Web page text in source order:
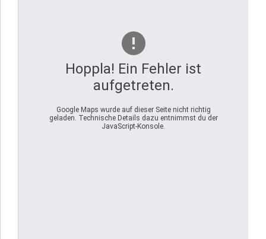
Hoppla! Ein Fehler ist
aufgetreten.
Google Maps wurde auf dieser Seite nicht richtig
geladen. Technische Details dazu entnimmst du der
JavaScript-Konsole.